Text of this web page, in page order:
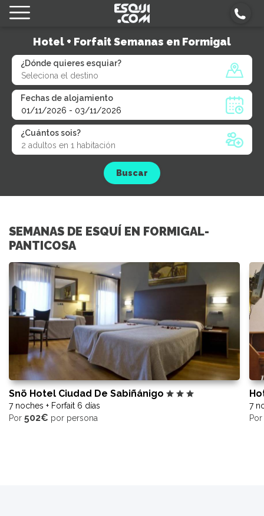
Hotel + Forfait Semanas en Formigal
¿Dónde quieres esquiar?
Fechas de alojamiento
¿Cuántos sois?
Buscar
SEMANAS DE ESQUÍ EN FORMIGAL-
PANTICOSA
Snö Hotel Ciudad De Sabiñánigo
7 noches + Forfait 6 días
Por 502€ por persona
7
Por